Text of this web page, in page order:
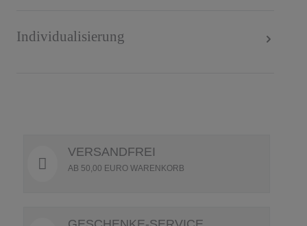
Individualisierung
VERSANDFREI
AB 50,00 EURO WARENKORB